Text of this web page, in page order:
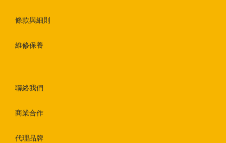
條款與細則
維修保養
聯絡我們
商業合作
代理品牌